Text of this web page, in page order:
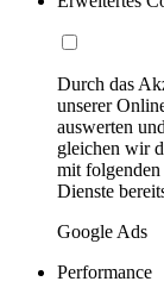
Durch das
unserer
auswerten
gleichen wir
mit folgenden
Dienste
Google Ads
Performance